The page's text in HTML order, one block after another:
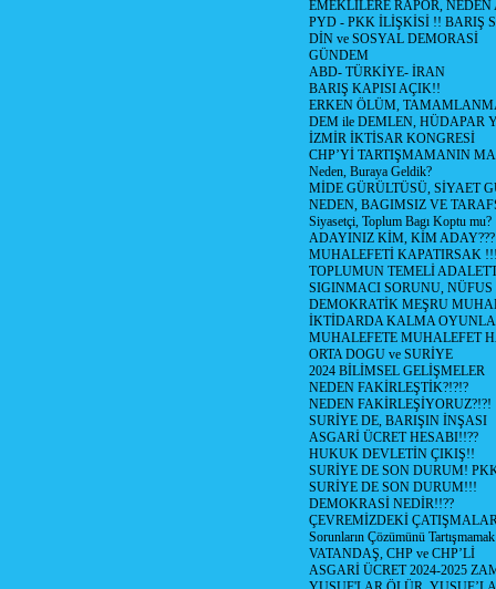
EMEKLİLERE RAPOR,
PYD - PKK İLİŞKİSİ !! BARIŞ
DİN ve SOSYAL DEMORASİ
GÜNDEM
ABD- TÜRKİYE- İRAN
BARIŞ KAPISI AÇIK!!
ERKEN ÖLÜM,
DEM ile DEMLEN, HÜDAPAR
İZMİR İKTİSAR KONGRESİ
CHP’Yİ TARTIŞMAMANIN
Neden, Buraya Geldik?
MİDE GÜRÜLTÜSÜ, SİYAET
NEDEN, BAGIMSIZ VE
Siyasetçi, Toplum Bagı Koptu mu?
ADAYINIZ KİM, KİM ADAY???
MUHALEFETİ KAPATIRSAK
TOPLUMUN TEMELİ
SIGINMACI SORUNU,
DEMOKRATİK MEŞRU
İKTİDARDA KALMA
MUHALEFETE MUHALEFET
ORTA DOGU ve SURİYE
2024 BİLİMSEL GELİŞMELER
NEDEN FAKİRLEŞTİK?!?!?
NEDEN FAKİRLEŞİYORUZ?!?!
SURİYE DE, BARIŞIN İNŞASI
ASGARİ ÜCRET HESABI!!??
HUKUK DEVLETİN ÇIKIŞ!!
SURİYE DE SON DURUM!
SURİYE DE SON DURUM!!!
DEMOKRASİ NEDİR!!??
ÇEVREMİZDEKİ
Sorunların Çözümünü
VATANDAŞ, CHP ve CHP’Lİ
ASGARİ ÜCRET 2024-2025